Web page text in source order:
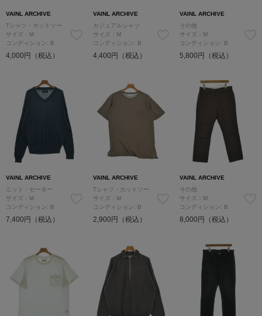
VAINL ARCHIVE
Tシャツ・カットソー
サイズ：M
コンディション: B
4,000円（税込）
VAINL ARCHIVE
カジュアルシャツ
サイズ：M
コンディション: B
4,400円（税込）
VAINL ARCHIVE
その他
サイズ：M
コンディション: B
5,800円（税込）
VAINL ARCHIVE
ニット・セーター
サイズ：M
コンディション: B
7,400円（税込）
VAINL ARCHIVE
Tシャツ・カットソー
サイズ：M
コンディション: B
2,900円（税込）
VAINL ARCHIVE
その他
サイズ：M
コンディション: B
8,000円（税込）